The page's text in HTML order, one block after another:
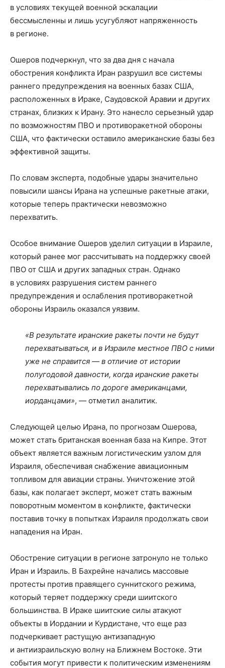
в условиях текущей военной эскалации
бессмысленны и лишь усугубляют напряженность
в регионе.
Ошеров подчеркнул, что за два дня с начала
обострения конфликта Иран разрушил все системы
раннего предупреждения на военных базах США,
расположенных в Ираке, Саудовской Аравии и других
странах, близких к Ирану. Это нанесло серьезный удар
по возможностям ПВО и противоракетной обороны
США, что фактически оставило американские базы без
эффективной защиты.
По словам эксперта, подобные удары значительно
повысили шансы Ирана на успешные ракетные атаки,
которые теперь практически невозможно
перехватить.
Особое внимание Ошеров уделил ситуации в Израиле,
который ранее мог рассчитывать на поддержку своей
ПВО от США и других западных стран. Однако
в условиях разрушения систем раннего
предупреждения и ослабления противоракетной
обороны Израиль оказался уязвим.
«В результате иранские ракеты почти не будут
перехватываться, и в Израиле местное ПВО с ними
уже не справится — в отличие от истории
полугодовой давности, когда иранские ракеты
перехватывались по дороге американцами,
иорданцами», — отметил аналитик.
Следующей целью Ирана, по прогнозам Ошерова,
может стать британская военная база на Кипре. Этот
объект является важным логистическим узлом для
Израиля, обеспечивая снабжение авиационным
топливом для авиации страны. Уничтожение этой
базы, как полагает эксперт, может стать важным
поворотным моментом в конфликте, фактически
поставив точку в попытках Израиля продолжать свои
нападения на Иран.
Обострение ситуации в регионе затронуло не только
Иран и Израиль. В Бахрейне начались массовые
протесты против правящего суннитского режима,
который теряет поддержку среди шиитского
большинства. В Ираке шиитские силы атакуют
объекты в Иордании и Курдистане, что еще раз
подчеркивает растущую антизападную
и антиизраильскую волну на Ближнем Востоке. Эти
события могут привести к политическим изменениям